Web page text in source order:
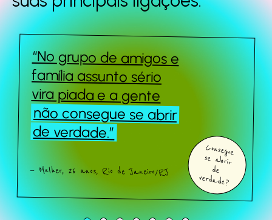
Queridos Estranhos
Sobre o estudo
Quem somos
“No grupo de amigos e
família assunto sério
vira piada e a gente
não consegue se abrir
de verdade.”
— Mulher, 26 anos, Rio de Janeiro/RJ
Consegue
se abrir
de
verdade?